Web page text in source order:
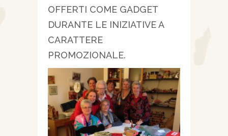
OFFERTI COME GADGET
DURANTE LE INIZIATIVE A
CARATTERE
PROMOZIONALE.